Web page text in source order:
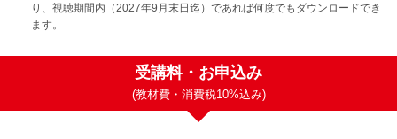
り、視聴期間内（2027年9月末日迄）であれば何度でもダウンロードでき
ます。
受講料・お申込み
(教材費・消費税10%込み)